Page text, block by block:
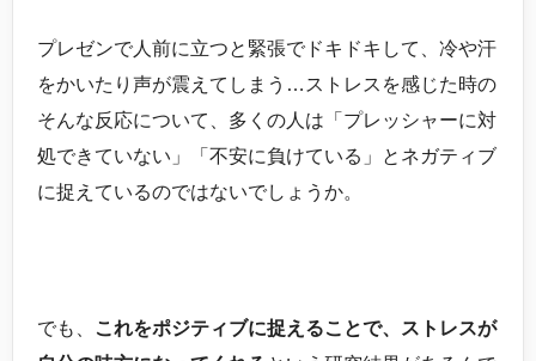
プレゼンで人前に立つと緊張でドキドキして、冷や汗
をかいたり声が震えてしまう…ストレスを感じた時の
そんな反応について、多くの人は「プレッシャーに対
処できていない」「不安に負けている」とネガティブ
に捉えているのではないでしょうか。
でも、
これをポジティブに捉えることで、ストレスが